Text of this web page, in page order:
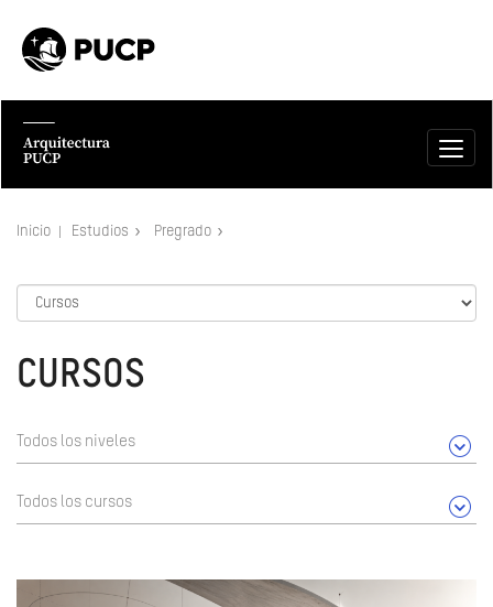
Inicio Estudios Pregrado
CURSOS
Todos los niveles
Todos los cursos